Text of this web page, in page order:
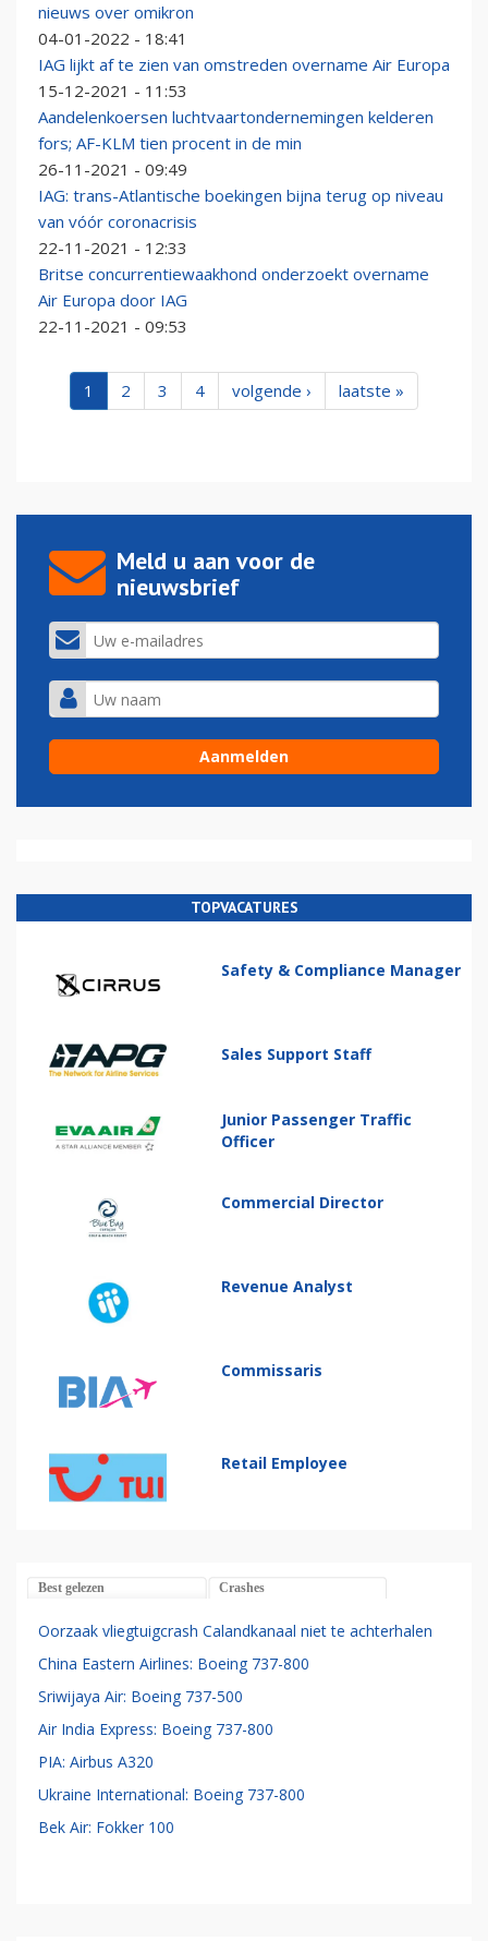
nieuws over omikron
04-01-2022 - 18:41
IAG lijkt af te zien van omstreden overname Air Europa
15-12-2021 - 11:53
Aandelenkoersen luchtvaartondernemingen kelderen
fors; AF-KLM tien procent in de min
26-11-2021 - 09:49
IAG: trans-Atlantische boekingen bijna terug op niveau
van vóór coronacrisis
22-11-2021 - 12:33
Britse concurrentiewaakhond onderzoekt overname
Air Europa door IAG
22-11-2021 - 09:53
1 2 3 4 volgende › laatste »
Meld u aan voor de
nieuwsbrief
TOPVACATURES
Safety & Compliance Manager
Sales Support Staff
Junior Passenger Traffic
Officer
Commercial Director
Revenue Analyst
Commissaris
Retail Employee
Best gelezen Crashes
Oorzaak vliegtuigcrash Calandkanaal niet te achterhalen
China Eastern Airlines: Boeing 737-800
Sriwijaya Air: Boeing 737-500
Air India Express: Boeing 737-800
PIA: Airbus A320
Ukraine International: Boeing 737-800
Bek Air: Fokker 100